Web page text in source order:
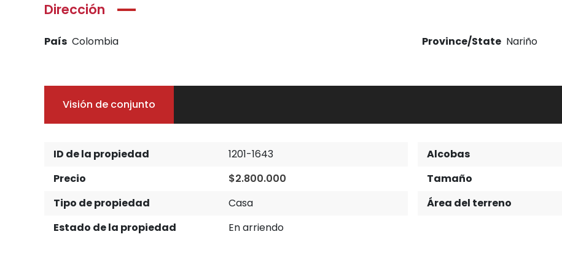
Dirección
País Colombia Province/State Nariño
Visión de conjunto
ID de la propiedad
1201-1643
Precio
$2.800.000
Tipo de propiedad
Casa
Estado de la propiedad
En arriendo
Alcobas
Tamaño
Área del terreno